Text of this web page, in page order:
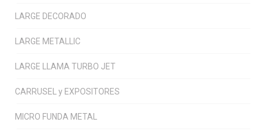
LARGE DECORADO
LARGE METALLIC
LARGE LLAMA TURBO JET
CARRUSEL y EXPOSITORES
MICRO FUNDA METAL